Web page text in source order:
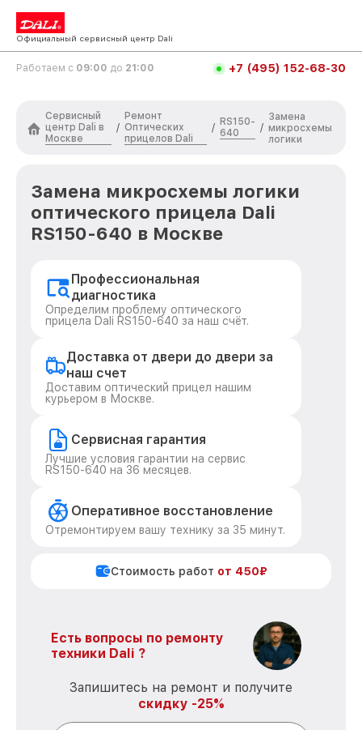
Официальный сервисный центр Dali
Работаем с 09:00 до 21:00 +7 (495) 152-68-30
Сервисный
центр Dali в
Москве
/
Ремонт
Оптических
прицелов Dali
/
RS150-
640
/
Замена
микросхемы
логики
Замена микросхемы логики
оптического прицела Dali
RS150-640 в Москве
Профессиональная
диагностика
Определим проблему оптического
прицела Dali RS150-640 за наш счёт.
Доставка от двери до двери за
наш счет
Доставим оптический прицел нашим
курьером в Москве.
Сервисная гарантия
Лучшие условия гарантии на сервис
RS150-640 на 36 месяцев.
Оперативное восстановление
Отремонтируем вашу технику за 35 минут.
Стоимость работ от 450₽
Есть вопросы по ремонту
техники Dali ?
Запишитесь на ремонт и получите
скидку -25%